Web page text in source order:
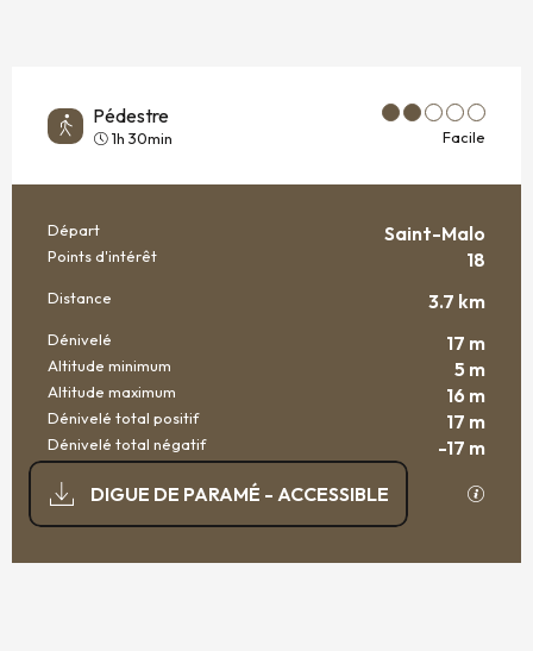
Pédestre
1h 30min Facile
INFORMATIONS PRATIQUES
Départ Saint-Malo
Points d'intérêt 18
Distance 3.7 km
Dénivelé 17 m
Altitude minimum 5 m
Altitude maximum 16 m
Dénivelé total positif 17 m
Dénivelé total négatif
-17 m
DOCUMENTATION
DIGUE DE PARAMÉ - ACCESSIBLE